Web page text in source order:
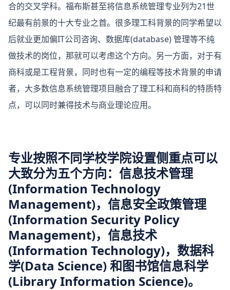
合的交叉学科。福布斯甚至将信息系统管理专业列为21世
纪最有前景的十大专业之首。很多理工科背景的同学希望以
后就业更加偏IT公司咨询、数据库(database) 管理等不纯
做技术的岗位，那就可以考虑这个方向。另一方面，对于有
商科或是工程背景，同时也有一定的编程等技术背景的申请
者，大多数信息系统管理项目融合了理工科和商科的特质特
点，可以同时兼得技术与商业理论应用。
专业按照不同学校学院设置侧重点可以
大致分为五个方向：信息技术管理
(Information Technology
Management)，信息安全政策管理
(Information Security Policy
Management)，信息技术
(Information Technology)，数据科
学(Data Science) 和图书馆信息科学
(Library Information Science)。